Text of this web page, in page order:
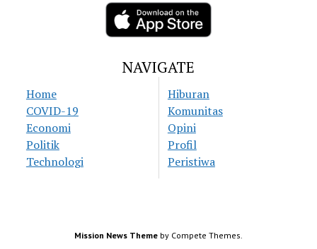
NAVIGATE
Home
COVID-19
Economi
Politik
Technologi
Hiburan
Komunitas
Opini
Profil
Peristiwa
Mission News Theme by Compete Themes.